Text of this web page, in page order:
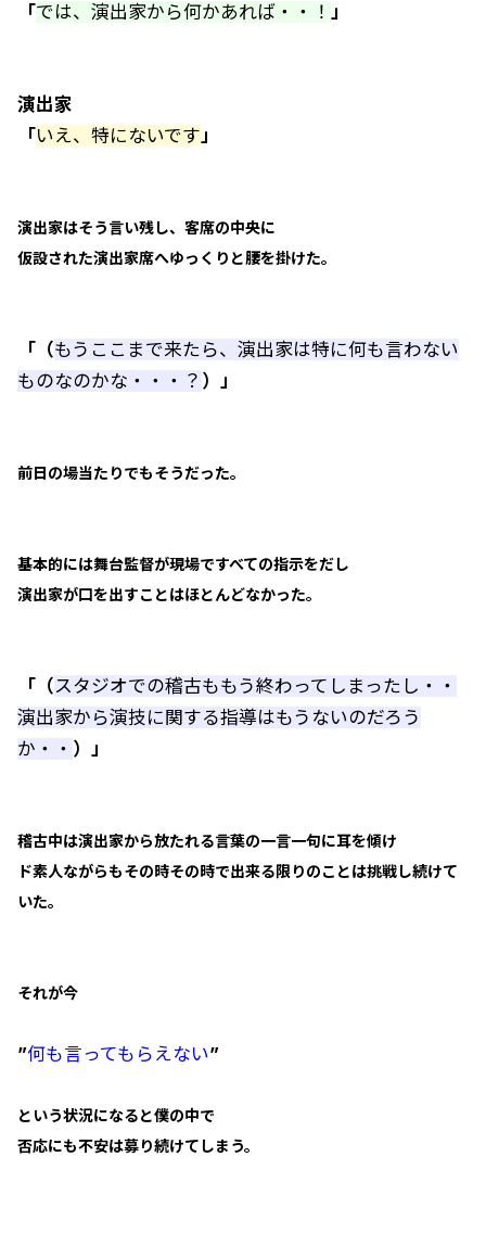
「では、演出家から何かあれば・・！ 」
演出家
「いえ、特にないです」
演出家はそう言い残し、客席の中央に
仮設された演出家席へゆっくりと腰を掛けた。
「（もうここまで来たら、演出家は特に何も言わない
ものなのかな・・・？ ）」
前日の場当たりでもそうだった。
基本的には舞台監督が現場ですべての指示をだし
演出家が口を出すことはほとんどなかった。
「（スタジオでの稽古ももう終わってしまったし・・
演出家から演技に関する指導はもうないのだろう
か・・ ）」
稽古中は演出家から放たれる言葉の一言一句に耳を傾け
ド素人ながらもその時その時で出来る限りのことは挑戦し続けて
いた。
それが今
”何も言ってもらえない”
という状況になると僕の中で
否応にも不安は募り続けてしまう。